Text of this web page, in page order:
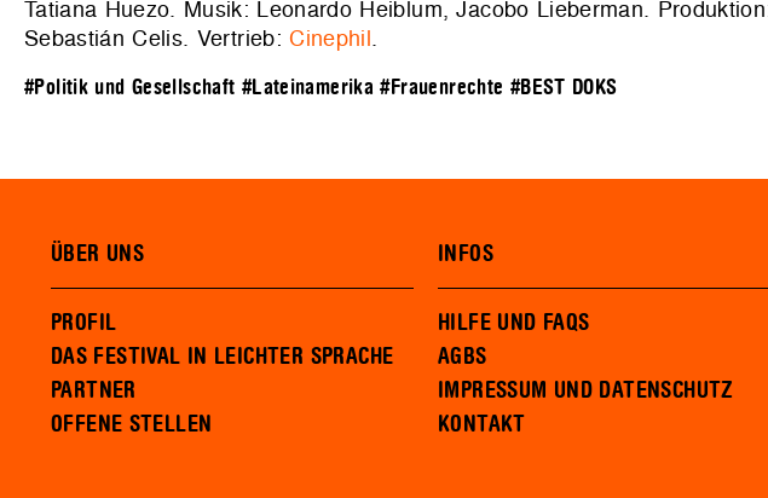
Tatiana Huezo. Musik: Leonardo Heiblum, Jacobo Lieberman.
Sebastián Celis. Vertrieb:Cinephil.
#Politik und Gesellschaft #Lateinamerika #Frauenrechte #BEST DOKS
ÜBER UNS
PROFIL
DAS FESTIVAL IN LEICHTER SPRACHE
PARTNER
OFFENE STELLEN
INFOS
HILFE UND FAQS
AGBS
IMPRESSUM UND DATENSCHUTZ
KONTAKT